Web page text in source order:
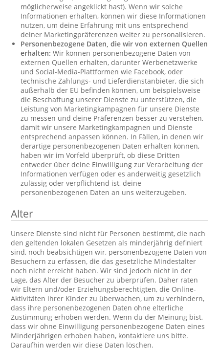
möglicherweise angeklickt hast). Wenn wir solche
Informationen erhalten, können wir diese Informationen
nutzen, um deine Erfahrung mit uns entsprechend
deiner Marketingpräferenzen weiter zu personalisieren.
Personenbezogene Daten, die wir von externen Quellen
erhalten: Wir können personenbezogene Daten von
externen Quellen erhalten, darunter Werbenetzwerke
und Social-Media-Plattformen wie Facebook, oder
technische Zahlungs- und Lieferdienstanbieter, die sich
außerhalb der EU befinden können, um beispielsweise
die Beschaffung unserer Dienste zu unterstützen, die
Leistung von Marketingkampagnen für unsere Dienste
zu messen und deine Präferenzen besser zu verstehen,
damit wir unsere Marketingkampagnen und Dienste
entsprechend anpassen können. In Fällen, in denen wir
derartige personenbezogenen Daten erhalten können,
haben wir im Vorfeld überprüft, ob diese Dritten
entweder über deine Einwilligung zur Verarbeitung der
Informationen verfügen oder es anderweitig gesetzlich
zulässig oder verpflichtend ist, deine
personenbezogenen Daten an uns weiterzugeben.
Alter
Unsere Dienste sind nicht für Personen bestimmt, die nach
den geltenden lokalen Gesetzen als minderjährig definiert
sind, noch beabsichtigen wir, personenbezogene Daten von
Besuchern zu erfassen, die das gesetzliche Mindestalter
noch nicht erreicht haben. Wir sind jedoch nicht in der
Lage, das Alter der Besucher zu überprüfen. Daher raten
wir Eltern und/oder Erziehungsberechtigten, die Online-
Aktivitäten ihrer Kinder zu überwachen, um zu verhindern,
dass ihre personenbezogenen Daten ohne elterliche
Zustimmung erhoben werden. Wenn du der Meinung bist,
dass wir ohne Einwilligung personenbezogene Daten eines
Minderjährigen erhoben haben, kontaktiere uns bitte.
Daraufhin werden wir diese Daten löschen.